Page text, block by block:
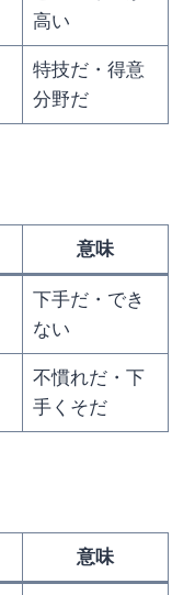
高い
特技だ・得意
分野だ
意味
下手だ・でき
ない
不慣れだ・下
手くそだ
意味